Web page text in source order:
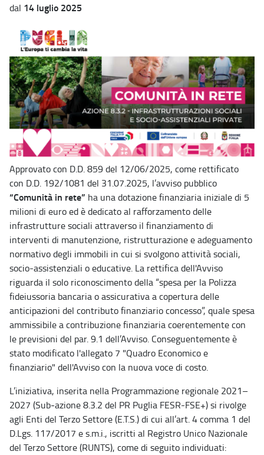
dal 14 luglio 2025
Approvato con D.D. 859 del 12/06/2025, come rettificato
con D.D. 192/1081 del 31.07.2025, l’avviso pubblico
“Comunità in rete” ha una dotazione finanziaria iniziale di 5
milioni di euro ed è dedicato al rafforzamento delle
infrastrutture sociali attraverso il finanziamento di
interventi di manutenzione, ristrutturazione e adeguamento
normativo degli immobili in cui si svolgono attività sociali,
socio-assistenziali o educative. La rettifica dell'Avviso
riguarda il solo riconoscimento della “spesa per la Polizza
fideiussoria bancaria o assicurativa a copertura delle
anticipazioni del contributo finanziario concesso”, quale spesa
ammissibile a contribuzione finanziaria coerentemente con
le previsioni del par. 9.1 dell’Avviso. Conseguentemente è
stato modificato l'allegato 7 "Quadro Economico e
finanziario" dell'Avviso con la nuova voce di costo.
L’iniziativa, inserita nella Programmazione regionale 2021–
2027 (Sub‑azione 8.3.2 del PR Puglia FESR-FSE+) si rivolge
agli Enti del Terzo Settore (E.T.S.) di cui all’art. 4 comma 1 del
D.Lgs. 117/2017 e s.m.i., iscritti al Registro Unico Nazionale
del Terzo Settore (RUNTS), come di seguito individuati: